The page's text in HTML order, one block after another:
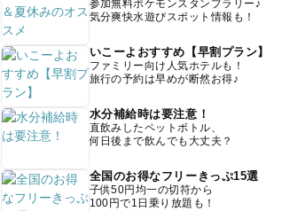
参加無料ポケモンスタンプラリー♪
気分爽快水遊びスポット情報も！
いこーよおすすめ【早割プラン】
ファミリー向け人気ホテルも！
旅行の予約は早めが断然お得♪
水分補給時は要注意！
直飲みしたペットボトル、
何日後まで飲んでも大丈夫？
全国のお得なフリーきっぷ15選
子供50円均一の切符から
100円で1日乗り放題も！